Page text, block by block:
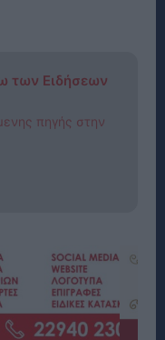
των Ειδήσεων
πηγής στην